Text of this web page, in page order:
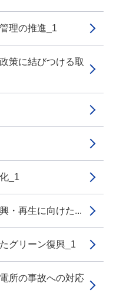
理の推進_1
策に結びつける取
_1
・再生に向けた...
グリーン復興_1
所の事故への対応